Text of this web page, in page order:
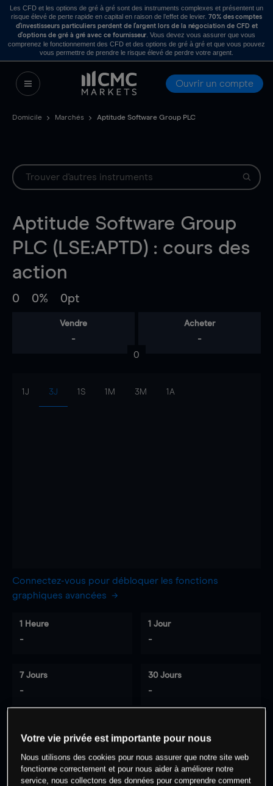
Les CFD et les options de gré à gré sont des instruments complexes et présentent un
risque élevé de perte rapide en capital en raison de l’effet de levier. 70% des comptes
d’investisseurs particuliers perdent de l’argent lors de la négociation de CFD et
d’options de gré à gré avec ce fournisseur . Vous devez vous assurer que vous
comprenez le fonctionnement des CFD et des options de gré à gré et que vous pouvez
vous permettre de prendre le risque élevé de perdre votre argent.
Ouvrir un compte
Domicile Marchés Aptitude Software Group PLC
Aptitude Software Group
PLC (LSE:APTD) : cours des
action
0 0% 0pt
Vendre
-
Acheter
-
0
1J 3J 1S 1M 3M 1A
Connectez-vous pour débloquer les fonctions
graphiques avancées
1 Heure
-
1 Jour
-
7 Jours
-
30 Jours
-
0% des clients ont une position à
cet actif
Votre vie privée est importante pour nous
Nous utilisons des cookies pour nous assurer que notre site web
fonctionne correctement et pour nous aider à améliorer notre
service, nous collectons des données pour comprendre comment